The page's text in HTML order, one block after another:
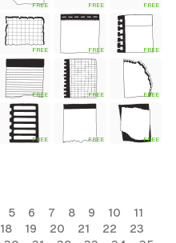
FREE FREE FREE
FREE FREE FREE
FREE FREE FREE
FREE FREE FREE
5 6 7 8 9 10
11
18 19 20 21 22
23